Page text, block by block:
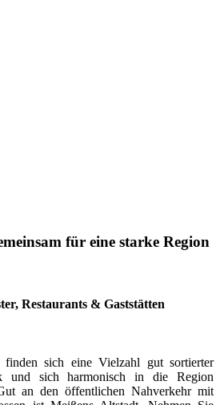
für eine starke Region
Restaurants & Gaststätten
finden sich eine Vielzahl gut sortierter
und sich harmonisch in die Region
an den öffentlichen Nahverkehr mit